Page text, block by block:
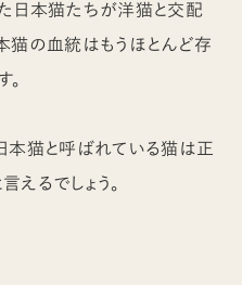
日本猫たちが洋猫と交配
猫の血統はもうほとんど存
本猫と呼ばれている猫は正
えるでしょう。